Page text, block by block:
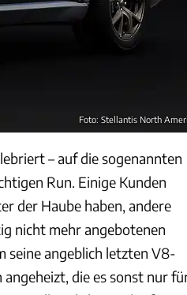
Foto: Stellantis North
– auf die sogenannten
Run. Einige Kunden
der Haube haben, andere
nicht mehr angebotenen
angeblich letzten V8-
die es sonst nur